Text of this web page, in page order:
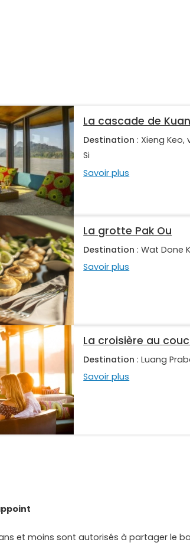
La cascade de
Destination : Xieng
Si
Savoir plus
La grotte Pak Ou
Destination : Wat Done
Savoir plus
La croisière au
Destination : Luang
Savoir plus
et moins sont autorisés à partager le